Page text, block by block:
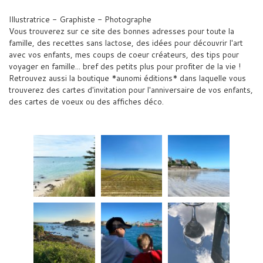
Illustratrice - Graphiste - Photographe
Vous trouverez sur ce site des bonnes adresses pour toute la
famille, des recettes sans lactose, des idées pour découvrir l'art
avec vos enfants, mes coups de coeur créateurs, des tips pour
voyager en famille... bref des petits plus pour profiter de la vie !
Retrouvez aussi la boutique *aunomi éditions* dans laquelle vous
trouverez des cartes d'invitation pour l'anniversaire de vos enfants,
des cartes de voeux ou des affiches déco.